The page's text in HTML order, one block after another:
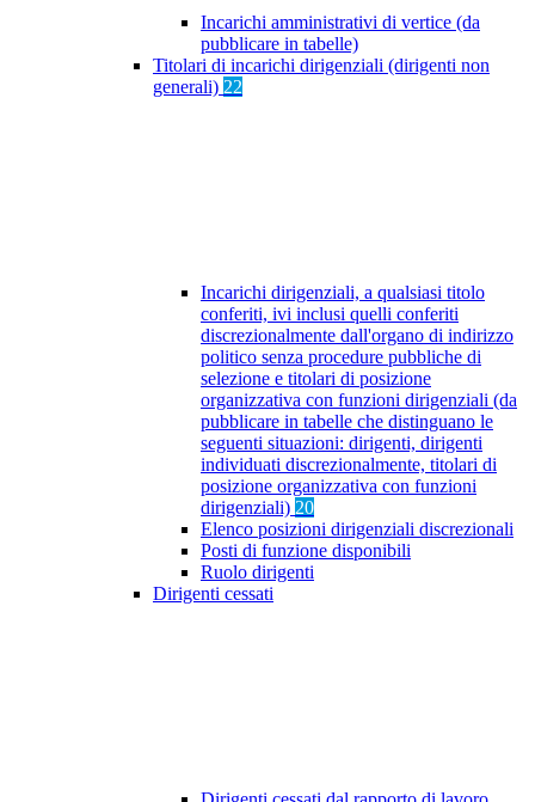
Incarichi amministrativi di vertice (da
pubblicare in tabelle)
Titolari di incarichi dirigenziali (dirigenti non
generali) 22
Incarichi dirigenziali, a qualsiasi titolo
conferiti, ivi inclusi quelli conferiti
discrezionalmente dall'organo di indirizzo
politico senza procedure pubbliche di
selezione e titolari di posizione
organizzativa con funzioni dirigenziali (da
pubblicare in tabelle che distinguano le
seguenti situazioni: dirigenti, dirigenti
individuati discrezionalmente, titolari di
posizione organizzativa con funzioni
dirigenziali) 20
Elenco posizioni dirigenziali discrezionali
Posti di funzione disponibili
Ruolo dirigenti
Dirigenti cessati